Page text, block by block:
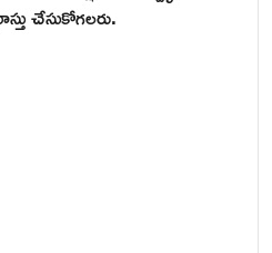
చేసుకోగలరు.